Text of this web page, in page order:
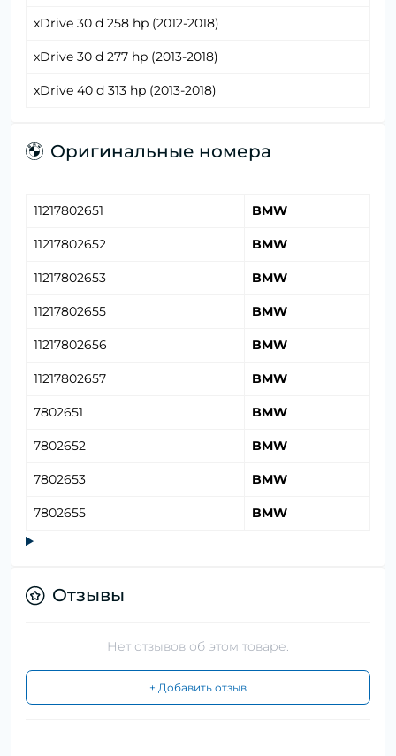
xDrive 30 d 258 hp (2012-2018)
xDrive 30 d 277 hp (2013-2018)
xDrive 40 d 313 hp (2013-2018)
Оригинальные номера
11217802651 BMW
11217802652 BMW
11217802653 BMW
11217802655 BMW
11217802656 BMW
11217802657 BMW
7802651 BMW
7802652 BMW
7802653 BMW
7802655 BMW
Отзывы
Нет отзывов об этом товаре.
+ Добавить отзыв